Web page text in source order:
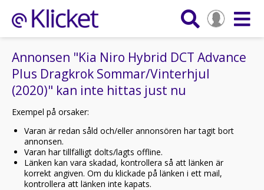
Annonsen "Kia Niro Hybrid DCT Advance
Plus Dragkrok Sommar/Vinterhjul
(2020)" kan inte hittas just nu
Exempel på orsaker:
Varan är redan såld och/eller annonsören har tagit bort
annonsen.
Varan har tillfälligt dolts/lagts offline.
Länken kan vara skadad, kontrollera så att länken är
korrekt angiven. Om du klickade på länken i ett mail,
kontrollera att länken inte kapats.